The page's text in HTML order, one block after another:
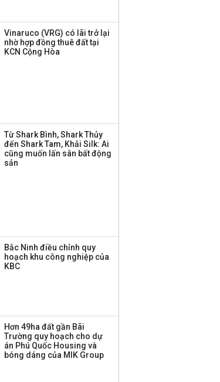
Iran xem xét cấm tàu
VPBankS xin từ nhiệm
Vinaruco (VRG) có lãi trở lại
nhờ hợp đồng thuê đất tại
KCN Cộng Hòa
Từ Shark Bình, Shark Thủy
đến Shark Tam, Khải Silk: Ai
cũng muốn lấn sân bất động
sản
Bắc Ninh điều chỉnh quy
hoạch khu công nghiệp của
KBC
Hơn 49ha đất gần Bãi
Trường quy hoạch cho dự
án Phú Quốc Housing và
bóng dáng của MIK Group